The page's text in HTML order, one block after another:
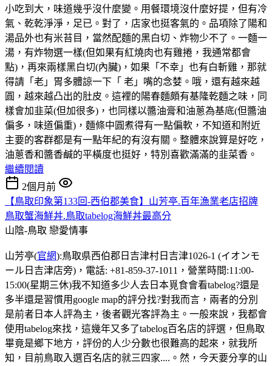
小吃到大，味道幾乎沒什麼變。用餐環境沒什麼好提，但有冷
氣、乾乾淨淨，足已。對了，店家也挺客氣的。品項除了陽和
湯品外也有米苔目，當然配麵的黑白切、炸物少不了。一麵一
湯，有炸物選一樣(但如果有紅燒肉也有雞捲，我通常都會
點)，再來兩樣黑白切(內臟)，如果「不幸」也有白斬雞，那就
得請「老」胃多體諒一下「 老」嘴的念婪。哦，還有越來越
圓，越來越凸出的肚皮。這裡的陽春麵頗有基隆乾麵之味，同
樣會加韭菜(但加很多)，也同樣以醬油膏和油蔥為基底(但醬油
偏多，味道偏重)，麵條中圓煮得有一點偏軟，不知道和附近
主要的客群都是有一點年紀的有沒有關。整體來說算是好吃，
油蔥香和醬香鹹的平橫度也挺好，特別喜歡滿滿的韭菜香。
繼續閱讀
2個月前
【鳥取印象第133回-西伯郡美食】山芳亭.百年漁業老店招牌
鳥取蟹海鮮丼.鳥取tabelog海鮮丼最高分
山陰-鳥取 戀愛情事
山芳亭(官網):鳥取県西伯郡日吉津村日吉津1026-1 (イオンモ
ール日吉津店旁)，電話: +81-859-37-1011，營業時間:11:00-
15:00(星期三休)我不知道多少人去日本覓食會看tabelog?還是
多半還是習慣用google map的評分找?對我而言，兩者的分別
是前者日本人評為主，後者觀光客評為主。一般來說，我都會
使用tabelog來找，這幾年又多了tabelog百名店的評選，但鳥取
畢竟是鄉下地方，評份的人少分數也很難高的起來，就我所
知，目前鳥取入選百名店的就三四家....。然，今天要分享的山